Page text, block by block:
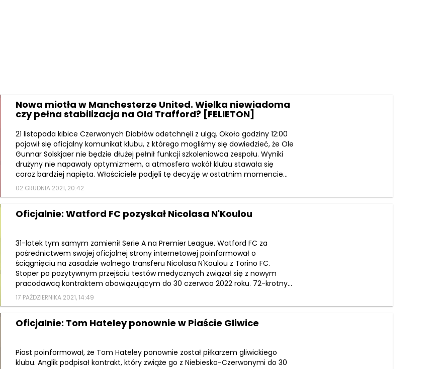
Nowa miotła w Manchesterze United. Wielka niewiadoma
czy pełna stabilizacja na Old Trafford? [FELIETON]
21 listopada kibice Czerwonych Diabłów odetchnęli z ulgą. Około godziny 12:00
pojawił się oficjalny komunikat klubu, z którego mogliśmy się dowiedzieć, że Ole
Gunnar Solskjaer nie będzie dłużej pełnił funkcji szkoleniowca zespołu. Wyniki
drużyny nie napawały optymizmem, a atmosfera wokół klubu stawała się
coraz bardziej napięta. Właściciele podjęli tę decyzję w ostatnim momencie...
02 GRUDNIA 2021, 20:42
Oficjalnie: Watford FC pozyskał Nicolasa N'Koulou
31-latek tym samym zamienił Serie A na Premier League. Watford FC za
pośrednictwem swojej oficjalnej strony internetowej poinformował o
ściągnięciu na zasadzie wolnego transferu Nicolasa N'Koulou z Torino FC.
Stoper po pozytywnym przejściu testów medycznych związał się z nowym
pracodawcą kontraktem obowiązującym do 30 czerwca 2022 roku. 72-krotny...
17 PAŹDZIERNIKA 2021, 14:49
Oficjalnie: Tom Hateley ponownie w Piaście Gliwice
Piast poinformował, że Tom Hateley ponownie został piłkarzem gliwickiego
klubu. Anglik podpisał kontrakt, który zwiąże go z Niebiesko-Czerwonymi do 30